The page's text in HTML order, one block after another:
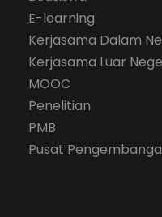
E-learning
Kerjasama Dalam
Kerjasama Luar
MOOC
Penelitian
PMB
Pusat